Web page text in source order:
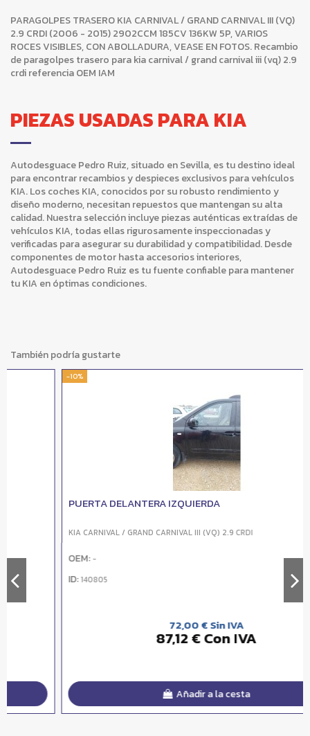
PARAGOLPES TRASERO KIA CARNIVAL / GRAND CARNIVAL III (VQ)
2.9 CRDI (2006 - 2015) 2902CCM 185CV 136KW 5P, VARIOS
ROCES VISIBLES, CON ABOLLADURA, VEASE EN FOTOS. Recambio
de paragolpes trasero para kia carnival / grand carnival iii (vq) 2.9
crdi referencia OEM IAM
PIEZAS USADAS PARA KIA
Autodesguace Pedro Ruiz, situado en Sevilla, es tu destino ideal
para encontrar recambios y despieces exclusivos para vehículos
KIA. Los coches KIA, conocidos por su robusto rendimiento y
diseño moderno, necesitan repuestos que mantengan su alta
calidad. Nuestra selección incluye piezas auténticas extraídas de
vehículos KIA, todas ellas rigurosamente inspeccionadas y
verificadas para asegurar su durabilidad y compatibilidad. Desde
componentes de motor hasta accesorios interiores,
Autodesguace Pedro Ruiz es tu fuente confiable para mantener
tu KIA en óptimas condiciones.
También podría gustarte
PUERTA DELANTERA IZQUIERDA
KIA CARNIVAL / GRAND CARNIVAL III (VQ) 2.9 CRDI
OEM:
ID:
72,00 € Sin IVA
87,12 € Con IVA
Añadir a la cesta